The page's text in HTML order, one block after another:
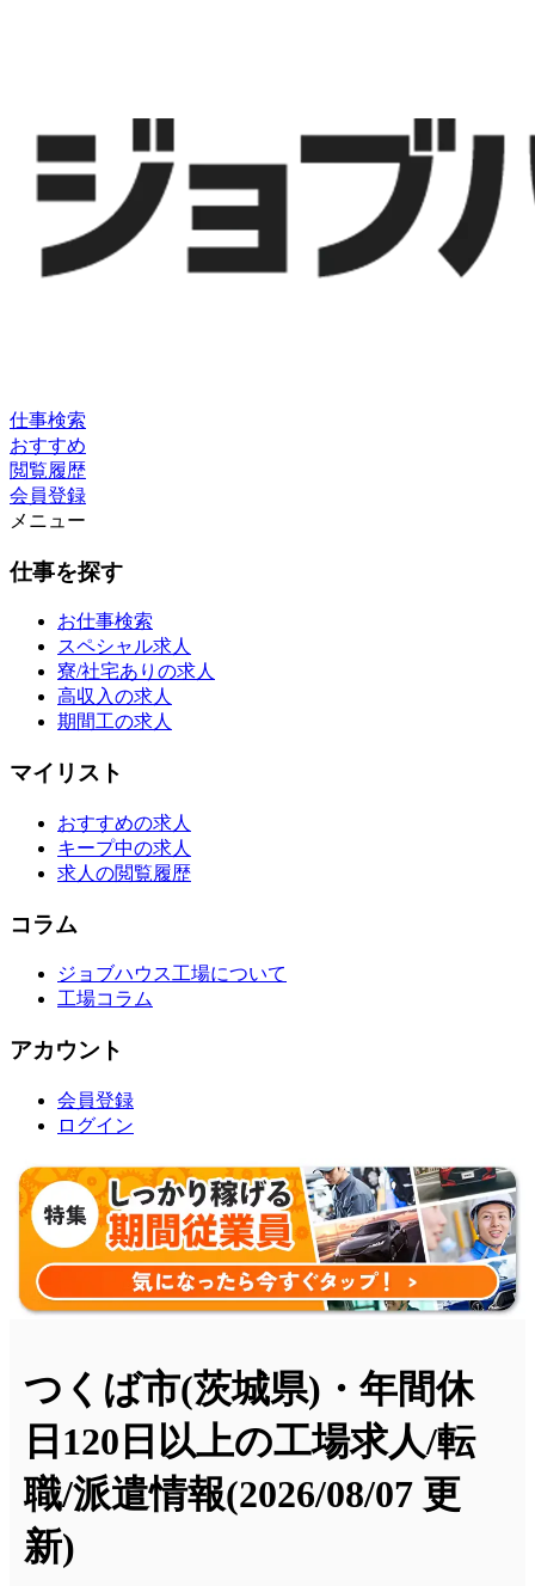
仕事検索
おすすめ
閲覧履歴
会員登録
メニュー
仕事を探す
お仕事検索
スペシャル求人
寮/社宅ありの求人
高収入の求人
期間工の求人
マイリスト
おすすめの求人
キープ中の求人
求人の閲覧履歴
コラム
ジョブハウス工場について
工場コラム
アカウント
会員登録
ログイン
つくば市(茨城県)・年間休
日120日以上の工場求人/転
職/派遣情報(2026/08/07 更
新)